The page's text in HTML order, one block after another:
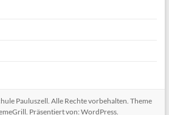
Pauluszell. Alle Rechte vorbehalten. Theme
Präsentiert von: WordPress.